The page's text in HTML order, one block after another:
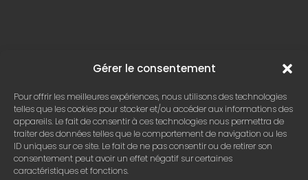
Gérer le consentement
Pour offrir les meilleures expériences, nous utilisons des technologies
telles que les cookies pour stocker et/ou accéder aux informations des
appareils. Le fait de consentir à ces technologies nous permettra de
traiter des données telles que le comportement de navigation ou les
ID uniques sur ce site. Le fait de ne pas consentir ou de retirer son
consentement peut avoir un effet négatif sur certaines
caractéristiques et fonctions.